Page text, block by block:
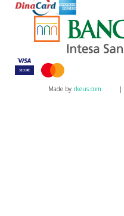
Made by rkeus.com |